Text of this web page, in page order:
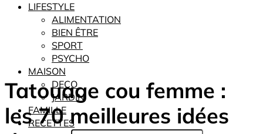
LIFESTYLE
ALIMENTATION
BIEN ÊTRE
SPORT
PSYCHO
MAISON
DECO
JARDIN
FAMILLE
RECETTES
Tatouage cou femme :
les 70 meilleures idées